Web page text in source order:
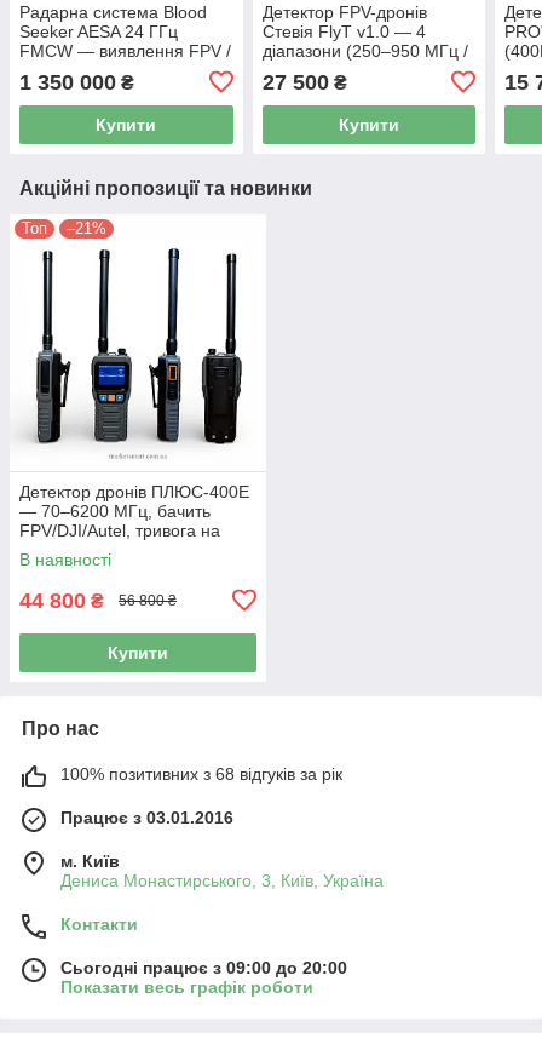
Радарна система Blood
Seeker AESA 24 ГГц
FMCW — виявлення FPV /
оптоволоконних дронів,
портативна 3 кг
1 350 000 ₴
Купити
Детектор FPV-дронів
Стевія FlyT v1.0 — 4
діапазони (250–950 МГц /
1.2 / 3.3 / 5.8 ГГц), відео +
телеметрія
27 500₴
Купити
15
Акційні пропозиції та новинки
Топ –21%
Детектор дронів ПЛЮС-400E
— 70–6200 МГц, бачить
FPV/DJI/Autel, тривога на
годинник
В наявності
44 800 ₴ 56 800 ₴
Купити
Про нас
100% позитивних з 68 відгуків за рік
Працює з 03.01.2016
м. Київ
Дениса Монастирського, 3, Київ, Україна
Контакти
Сьогодні працює з 09:00 до 20:00
Показати весь графік роботи